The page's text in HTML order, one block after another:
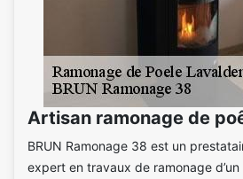
Artisan ramonage de
BRUN Ramonage 38 est un
expert en travaux de ramonage